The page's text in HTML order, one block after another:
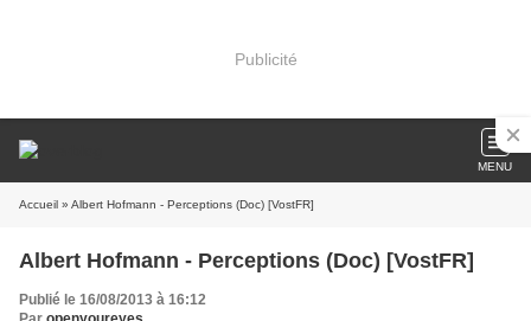
Publicité
MENU
Accueil » Albert Hofmann - Perceptions (Doc) [VostFR]
Albert Hofmann - Perceptions (Doc) [VostFR]
Publié le 16/08/2013 à 16:12